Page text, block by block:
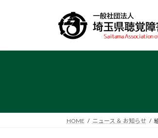
ツ
プ
シ
動
HOME ニュース ＆ お知らせ